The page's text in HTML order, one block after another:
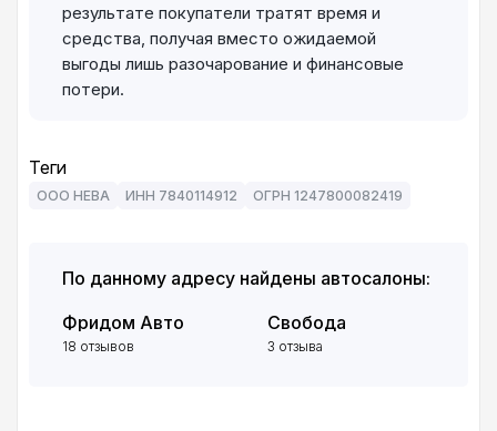
результате покупатели тратят время и
средства, получая вместо ожидаемой
выгоды лишь разочарование и финансовые
потери.
Теги
ООО НЕВА ИНН 7840114912 ОГРН 1247800082419
По данному адресу найдены автосалоны:
Фридом Авто
18 отзывов
Свобода
3 отзыва